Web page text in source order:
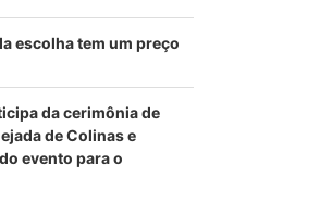
escolha tem um preço
da cerimônia de
de Colinas e
evento para o